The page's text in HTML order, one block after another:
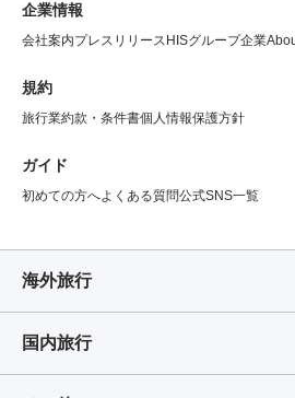
企業情報
会社案内プレスリリース HISグループ企業
規約
旅行業約款・条件書個人情報保護方針
ガイド
初めての方へよくある質問公式SNS一覧
海外旅行
国内旅行